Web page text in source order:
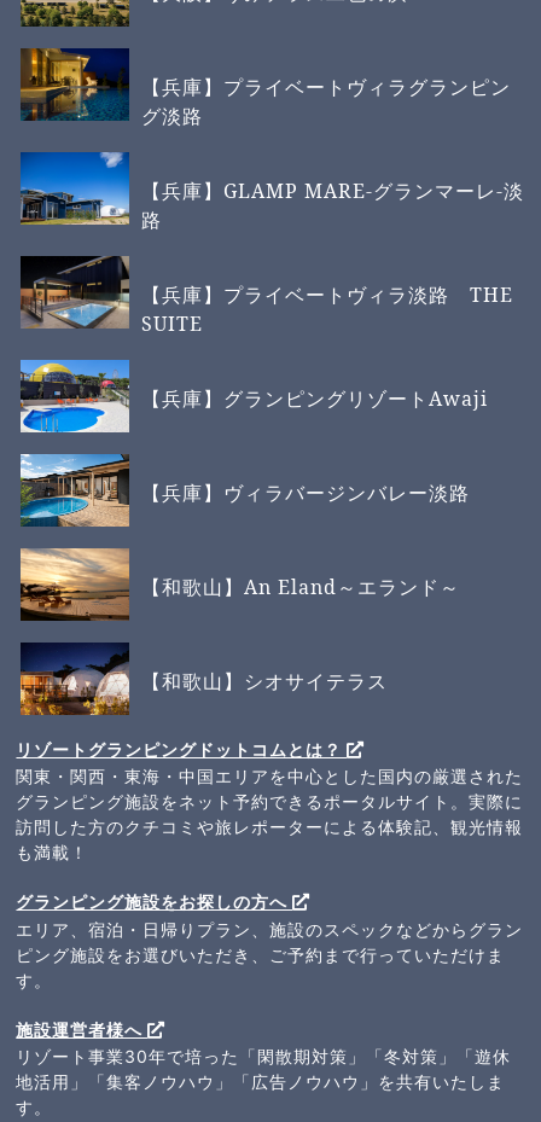
【兵庫】プライベートヴィラグランピン
グ淡路
【兵庫】GLAMP MARE-グランマーレ-淡
路
【兵庫】プライベートヴィラ淡路 THE
SUITE
【兵庫】グランピングリゾートAwaji
【兵庫】ヴィラバージンバレー淡路
【和歌山】An Eland～エランド～
【和歌山】シオサイテラス
リゾートグランピングドットコムとは？
関東・関西・東海・中国エリアを中心とした国内の厳選された
グランピング施設をネット予約できるポータルサイト。実際に
訪問した方のクチコミや旅レポーターによる体験記、観光情報
も満載！
グランピング施設をお探しの方へ
エリア、宿泊・日帰りプラン、施設のスペックなどからグラン
ピング施設をお選びいただき、ご予約まで行っていただけま
す。
施設運営者様へ
リゾート事業30年で培った「閑散期対策」「冬対策」「遊休
地活用」「集客ノウハウ」「広告ノウハウ」を共有いたしま
す。